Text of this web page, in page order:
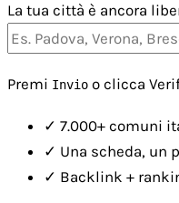
La tua città è ancora
Premi Invio o clicca
✓ 7.000+ comuni
✓ Una scheda, un
✓ Backlink +